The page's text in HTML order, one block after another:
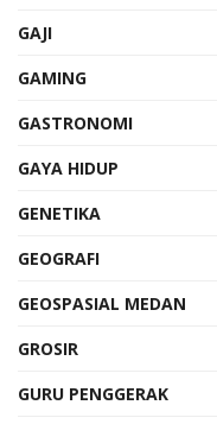
GAJI
GAMING
GASTRONOMI
GAYA HIDUP
GENETIKA
GEOGRAFI
GEOSPASIAL MEDAN
GROSIR
GURU PENGGERAK